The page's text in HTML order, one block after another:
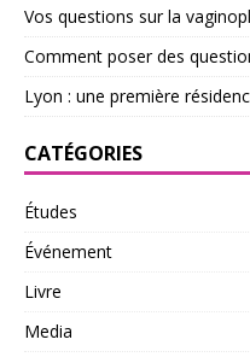
Vos questions sur la
Comment poser des
Lyon : une première
CATÉGORIES
Études
Événement
Livre
Media